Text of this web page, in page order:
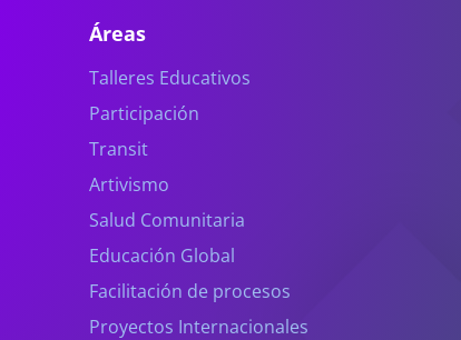
Áreas
Talleres Educativos
Participación
Transit
Artivismo
Salud Comunitaria
Educación Global
Facilitación de procesos
Proyectos Internacionales